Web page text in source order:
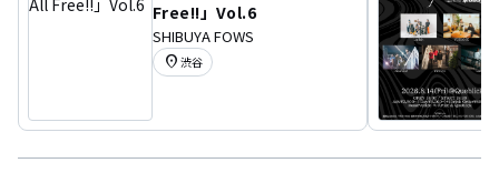
Free!!」Vol.6
SHIBUYA FOWS
location_on 渋谷